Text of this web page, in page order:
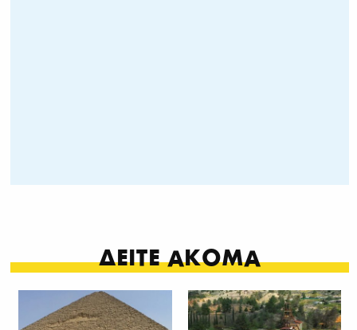
ΔΕΙΤΕ ΑΚΟΜΑ